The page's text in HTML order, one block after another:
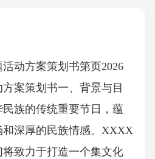
动方案策划书第页2026
案策划书一、背景与目
族的传统重要节日，蕴
深厚的民族情感。XXXX
致力于打造一个集文化